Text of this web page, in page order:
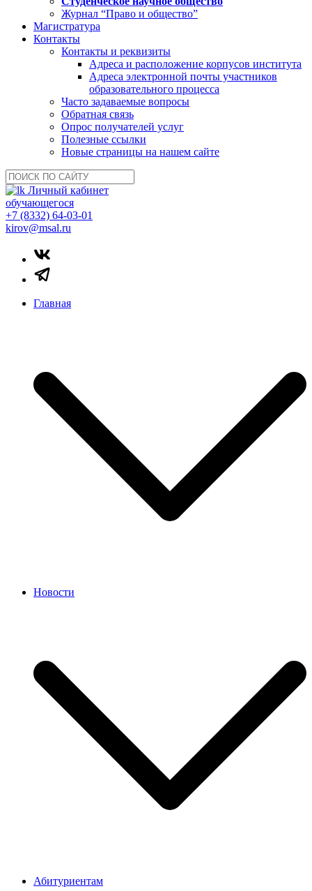
Журнал “Право и общество”
Магистратура
Контакты
Контакты и реквизиты
Адреса и расположение корпусов института
Адреса электронной почты участников
образовательного процесса
Часто задаваемые вопросы
Обратная связь
Опрос получателей услуг
Полезные ссылки
Новые страницы на нашем сайте
Личный кабинет
обучающегося
+7 (8332) 64-03-01
kirov@msal.ru
Главная
Новости
Абитуриентам